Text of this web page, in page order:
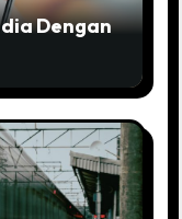
Dengan